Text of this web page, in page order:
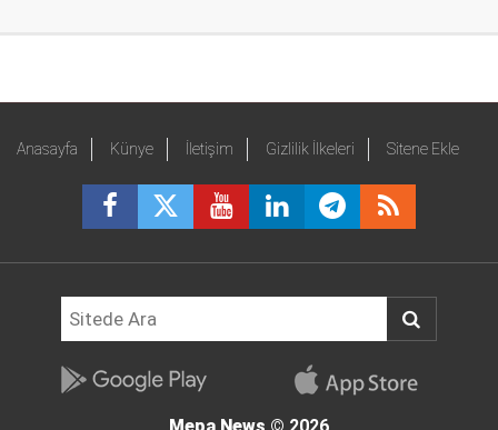
Anasayfa Künye İletişim Gizlilik İlkeleri Sitene Ekle